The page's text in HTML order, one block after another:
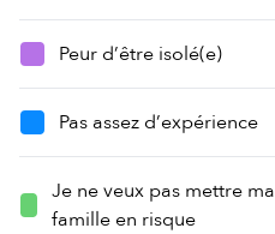
Peur d’être isolé(e)
Pas assez d’expérience
Je ne veux pas mettre ma
famille en risque